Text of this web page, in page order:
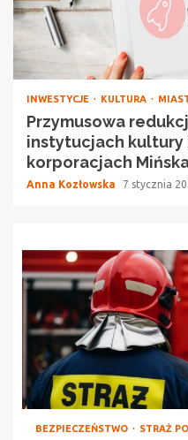
INWESTYCJE KULTURA
Przymusowa
instytucjach kultury
korporacjach
Anna Kozłowska 7 stycznia
BEZPIECZEŃSTWO STRAŻ